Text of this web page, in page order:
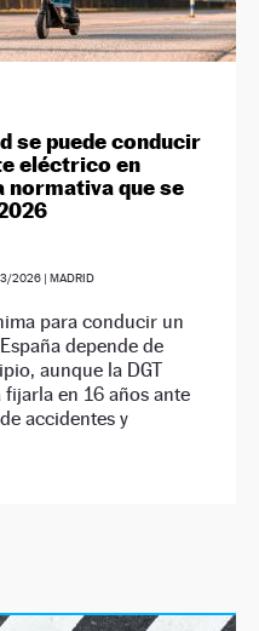
se puede conducir
eléctrico en
normativa que se
2026| MADRID
para conducir un
depende de
aunque la DGT
en 16 años ante
accidentes y